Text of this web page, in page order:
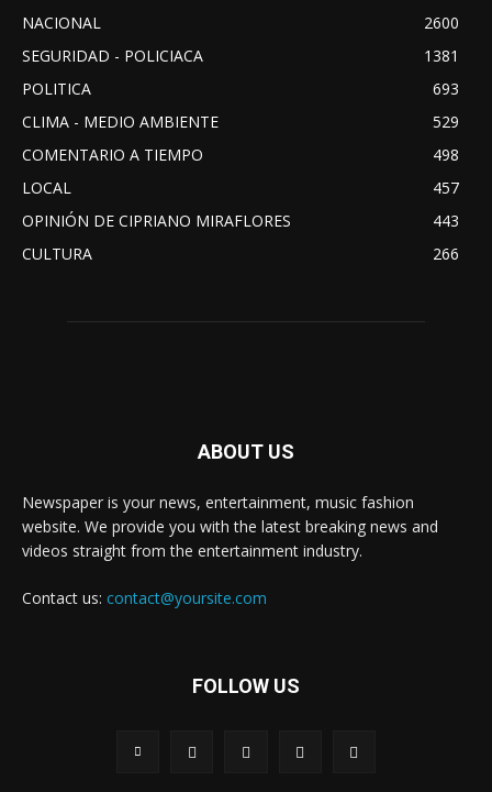
NACIONAL
2600
SEGURIDAD - POLICIACA
1381
POLITICA
693
CLIMA - MEDIO AMBIENTE
529
COMENTARIO A TIEMPO
498
LOCAL
457
OPINIÓN DE CIPRIANO MIRAFLORES
443
CULTURA
266
ABOUT US
Newspaper is your news, entertainment, music fashion
website. We provide you with the latest breaking news and
videos straight from the entertainment industry.
Contact us: contact@yoursite.com
FOLLOW US